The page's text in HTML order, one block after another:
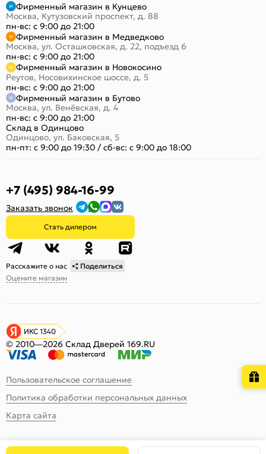
Фирменный магазин в Кунцево
Москва, Кутузовский проспект, д. 88
пн-вс: с 9:00 до 21:00
Фирменный магазин в Медведково
Москва, ул. Осташковская, д. 22, подъезд 6
пн-вс: с 9:00 до 21:00
Фирменный магазин в Новокосино
Реутов, Носовихинское шоссе, д. 5
пн-вс: с 9:00 до 21:00
Фирменный магазин в Бутово
Москва, ул. Венёвская, д. 4
пн-вс: с 9:00 до 21:00
Склад в Одинцово
Одинцово, ул. Баковская, 5
пн-пт: с 9:00 до 19:30 /сб-вс: с 9:00 до 18:00
+7 (495) 984-16-99
Заказать звонок
Стать дилером
Расскажите о нас
Поделиться
Оцените магазин
ИКС 1340
© 2010—2026 Склад Дверей 169.RU
Пользовательское соглашение
Политика обработки персональных данных
Карта сайта